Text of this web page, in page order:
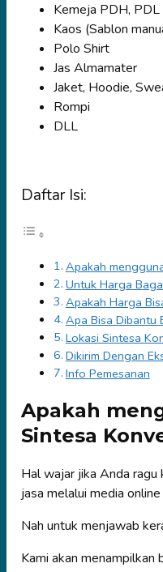
Kemeja PDH, PDL
Kaos (Sablon
Polo Shirt
Jas Almamater
Jaket, Hoodie,
Rompi
DLL
Daftar Isi:
Apakah
Untuk Harga
Apakah Harga
Apa Bisa Dibantu
Lokasi Sintesa
Dikirim Dengan
Info Pemesanan
Apakah
Sintesa
Hal wajar jika Anda ragu
jasa melalui media
Nah untuk menjawab
Kami akan